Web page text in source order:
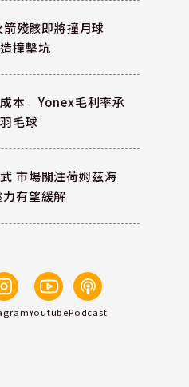
殘骸即將撞月球
撞擊坑
本 Yonex毛利率承
毛球
市場關注荷姆茲海
有望緩解
YoutubePodcast